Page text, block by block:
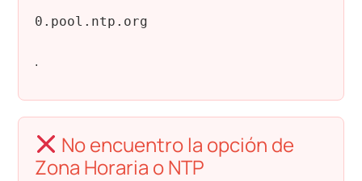
0.pool.ntp.org
.
No encuentro la opción de
Zona Horaria o NTP